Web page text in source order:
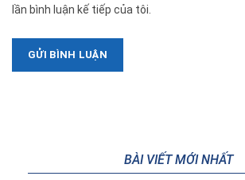
lần bình luận kế tiếp của tôi.
BÀI VIẾT MỚI NHẤT